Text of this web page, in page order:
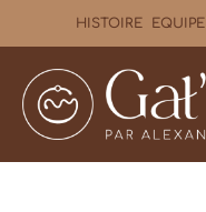
HISTOIRE EQUIPE